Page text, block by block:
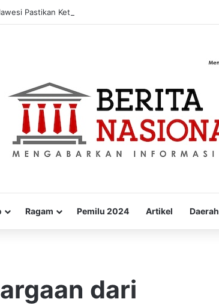
Pastikan Ketahanan Stok BBM dan LPG 3 Kg di Bone
Ragam Pemilu 2024 Artikel Daerah
dari